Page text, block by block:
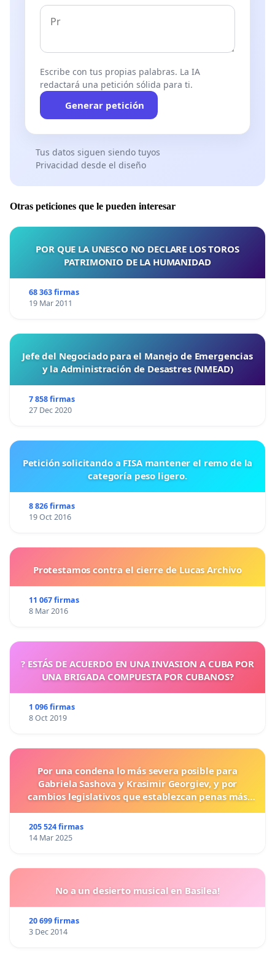
Escribe con tus propias palabras. La IA
redactará una petición sólida para ti.
Generar petición
Tus datos siguen siendo tuyos
Privacidad desde el diseño
Otras peticiones que le pueden interesar
POR QUE LA UNESCO NO DECLARE LOS TOROS
PATRIMONIO DE LA HUMANIDAD
68 363 firmas
19 Mar 2011
Jefe del Negociado para el Manejo de Emergencias
y la Administración de Desastres (NMEAD)
7 858 firmas
27 Dec 2020
Petición solicitando a FISA mantener el remo de la
categoría peso ligero.
8 826 firmas
19 Oct 2016
Protestamos contra el cierre de Lucas Archivo
11 067 firmas
8 Mar 2016
? ESTÁS DE ACUERDO EN UNA INVASION A CUBA POR
UNA BRIGADA COMPUESTA POR CUBANOS?
1 096 firmas
8 Oct 2019
Por una condena lo más severa posible para
Gabriela Sashova y Krasimir Georgiev, y por
cambios legislativos que establezcan penas más
205 524 firmas
14 Mar 2025
No a un desierto musical en Basilea!
20 699 firmas
3 Dec 2014